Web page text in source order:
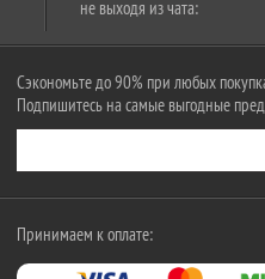
не выходя из чата:
Сэкономьте до 90% при любых
Подпишитесь на самые выгодные
Принимаем к оплате: